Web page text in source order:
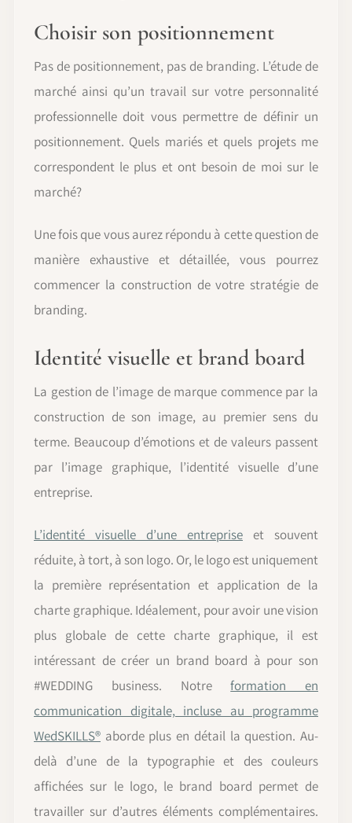
Choisir son positionnement
Pas de positionnement, pas de branding. L’étude de
marché ainsi qu’un travail sur votre personnalité
professionnelle doit vous permettre de définir un
positionnement. Quels mariés et quels projets me
correspondent le plus et ont besoin de moi sur le
marché?
Une fois que vous aurez répondu à cette question de
manière exhaustive et détaillée, vous pourrez
commencer la construction de votre stratégie de
branding.
Identité visuelle et brand board
La gestion de l’image de marque commence par la
construction de son image, au premier sens du
terme. Beaucoup d’émotions et de valeurs passent
par l’image graphique, l’identité visuelle d’une
entreprise.
L’identité visuelle d’une entreprise et souvent
réduite, à tort, à son logo. Or, le logo est uniquement
la première représentation et application de la
charte graphique. Idéalement, pour avoir une vision
plus globale de cette charte graphique, il est
intéressant de créer un brand board à pour son
#WEDDING business. Notreformation en
communication digitale, incluse au programme
WedSKILLS® aborde plus en détail la question. Au-
delà d’une de la typographie et des couleurs
affichées sur le logo, le brand board permet de
travailler sur d’autres éléments complémentaires.